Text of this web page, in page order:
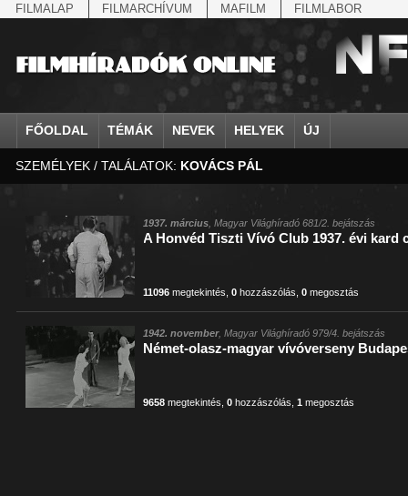
FILMALAP FILMARCHÍVUM MAFILM FILMLABOR
FŐOLDAL TÉMÁK NEVEK HELYEK ÚJ
agrárium
államfő
Állatkert
állatvilág
amerikai magyarok
Anschluss
antant
antant
április 4.
arisztokrácia
IV. Béla, magyar királ...
Aarons-Hughes, Ruth
Abe Nobuyuki
Aczél György
Aczél Ilona
Ádám Zoltán
Ady Endre
Agárdi Gábor
Ágotai Géza, dr.
Aimone savoya-
Albert Ferenc
Albert Ferenc
Aarau
Abapuszta
Ácsteszér
Addisz-Abeba
Adony
Adua
Afrika
Alag
Albánia
SZEMÉLYEK / TALÁLATOK: KOVÁCS PÁL
1937. március , Magyar Világhíradó 681/2. bejátszás
A Honvéd Tiszti Vívó Club 1937. évi kard
11096 megtekintés ,0 hozzászólás ,0 megosztás
1942. november, Magyar Világhíradó 979/4. bejátszás
Német-olasz-magyar vívóverseny
9658 megtekintés ,0 hozzászólás ,1 megosztás